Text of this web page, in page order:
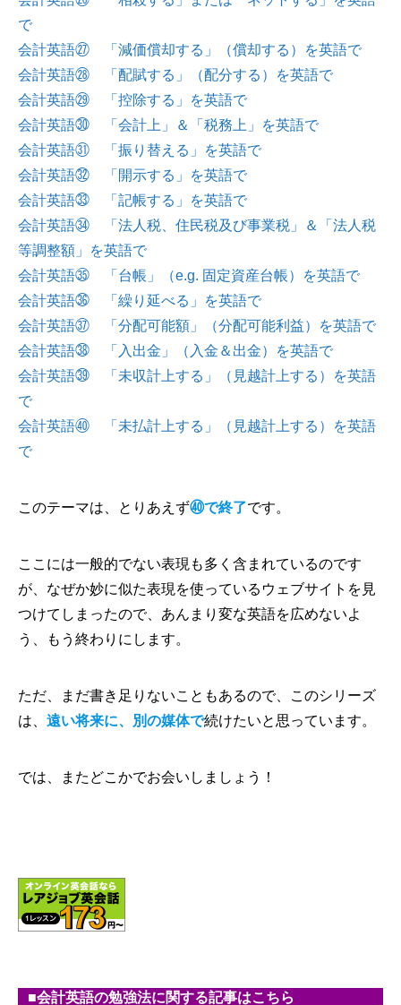
で
会計英語㉗ 「減価償却する」（償却する）を英語で
会計英語㉘ 「配賦する」（配分する）を英語で
会計英語㉙ 「控除する」を英語で
会計英語㉚ 「会計上」＆「税務上」を英語で
会計英語㉛ 「振り替える」を英語で
会計英語㉜ 「開示する」を英語で
会計英語㉝ 「記帳する」を英語で
会計英語㉞ 「法人税、住民税及び事業税」＆「法人税
等調整額」を英語で
会計英語㉟ 「台帳」（e.g. 固定資産台帳）を英語で
会計英語㊱ 「繰り延べる」を英語で
会計英語㊲ 「分配可能額」（分配可能利益）を英語で
会計英語㊳ 「入出金」（入金＆出金）を英語で
会計英語㊴ 「未収計上する」（見越計上する）を英語
で
会計英語㊵ 「未払計上する」（見越計上する）を英語
で
このテーマは、とりあえず㊵で終了です。
ここには一般的でない表現も多く含まれているのです
が、なぜか妙に似た表現を使っているウェブサイトを見
つけてしまったので、あんまり変な英語を広めないよ
う、もう終わりにします。
ただ、まだ書き足りないこともあるので、このシリーズ
は、 遠い将来に、別の媒体で続けたいと思っています。
では、またどこかでお会いしましょう！
■会計英語の勉強法に関する記事はこちら